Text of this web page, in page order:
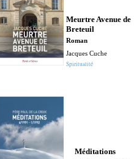
Meurtre Avenue de
Breteuil
Roman
Jacques Cuche
Spiritualité
Méditations